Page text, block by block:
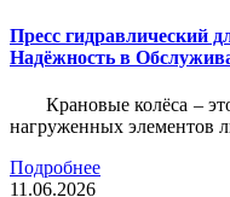
Пресс гидравлический
Надёжность в
Крановые колёса –
нагруженных элементов
Подробнее
11.06.2026